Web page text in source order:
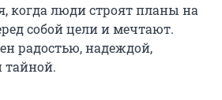
когда люди строят планы на
собой цели и мечтают.
радостью, надеждой,